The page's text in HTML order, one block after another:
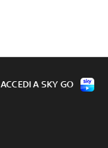
ACCEDI A SKY GO